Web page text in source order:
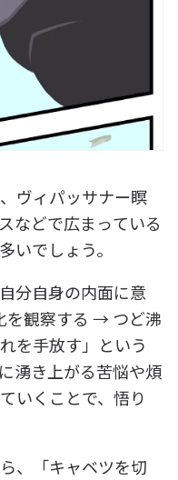
ヴィパッサナー瞑
などで広まっている
いでしょう。
分自身の内面に意
を観察する → つど沸
を手放す」という
湧き上がる苦悩や煩
いくことで、悟り
、「キャベツを切